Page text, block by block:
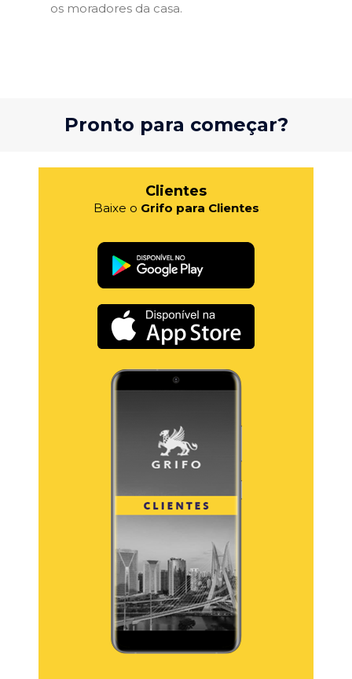
os moradores da casa.
Pronto para começar?
Clientes
Baixe o Grifo para Clientes